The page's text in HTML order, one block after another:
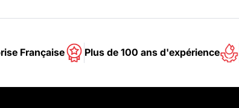
Française Plus de 100 ans d'expérience